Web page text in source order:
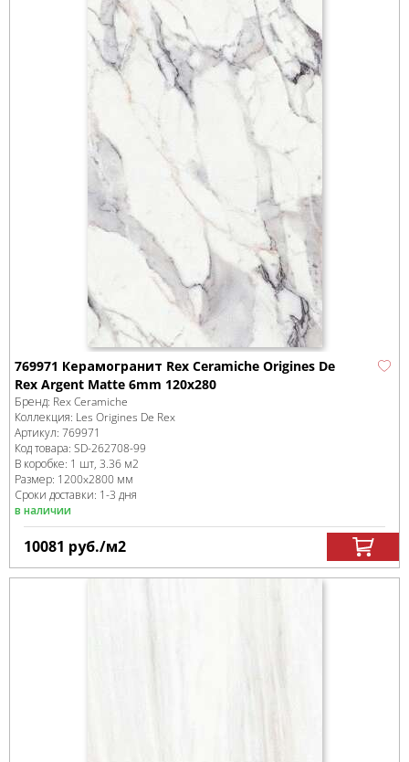
769971 Керамогранит Rex Ceramiche Origines De
Rex Argent Matte 6mm 120x280
Бренд: Rex Ceramiche
Коллекция: Les Origines De Rex
Артикул: 769971
Код товара: SD-262708-99
В коробке: 1 шт, 3.36 м2
Размер: 1200x2800 мм
Сроки доставки: 1-3 дня
в наличии
10081 руб./м2